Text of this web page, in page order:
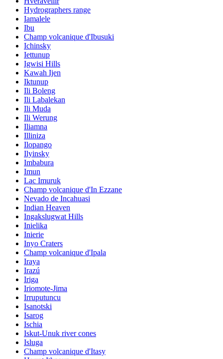
Hydrographers range
Iamalele
Ibu
Champ volcanique d'Ibusuki
Ichinsky
Iettunup
Igwisi Hills
Kawah Ijen
Iktunup
Ili Boleng
Ili Labalekan
Ili Muda
Ili Werung
Iliamna
Illiniza
Ilopango
Ilyinsky
Imbabura
Imun
Lac Imuruk
Champ volcanique d'In Ezzane
Nevado de Incahuasi
Indian Heaven
Ingakslugwat Hills
Inielika
Inierie
Inyo Craters
Champ volcanique d'Ipala
Iraya
Irazú
Iriga
Iriomote-Jima
Irruputuncu
Isanotski
Isarog
Ischia
Iskut-Unuk river cones
Isluga
Champ volcanique d'Itasy